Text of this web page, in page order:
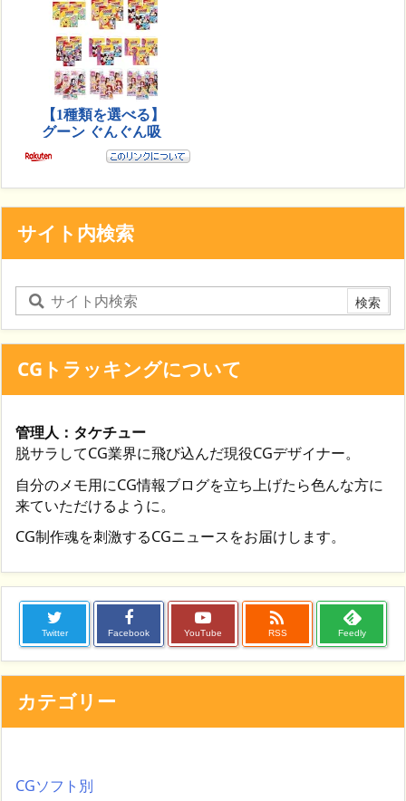
サイト内検索
CGトラッキングについて
管理人：タケチュー
脱サラしてCG業界に飛び込んだ現役CGデザイナー。
自分のメモ用にCG情報ブログを立ち上げたら色んな方に
来ていただけるように。
CG制作魂を刺激するCGニュースをお届けします。
Twitter Facebook YouTube

RSS Feedly
カテゴリー
CGソフト別